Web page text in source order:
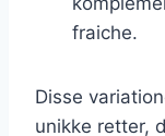
fraiche.
Disse
unikke retter,